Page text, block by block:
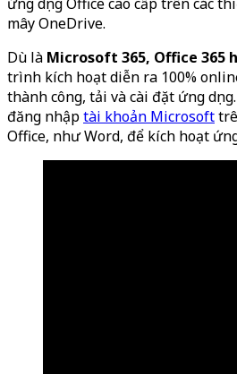
mây OneDrive.
Dù là Microsoft 365, Office 365
trình kích hoạt diễn ra 100%
thành công, tải và cài đặt ứng
đăng nhậptài khoản Microsoft
Office, như Word, để kích hoạt ứng